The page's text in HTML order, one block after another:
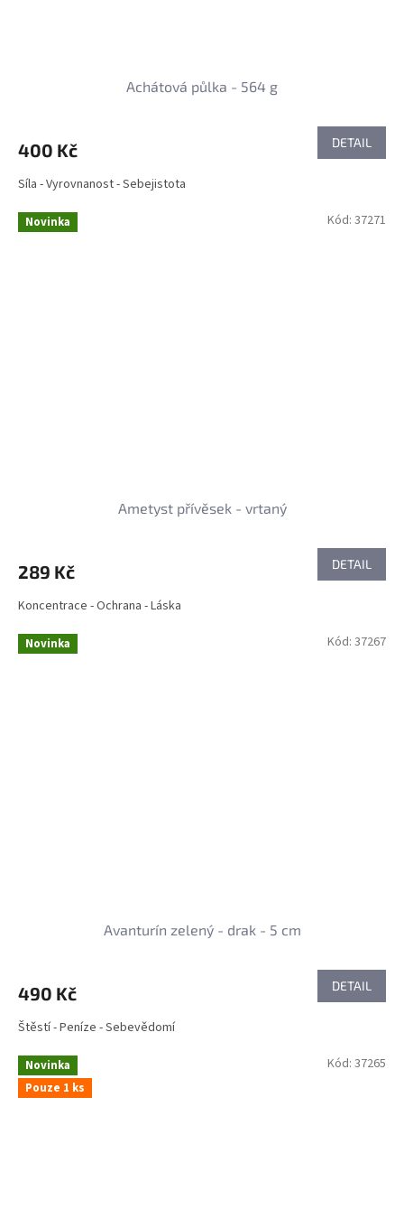
Achátová půlka - 564 g
400 Kč DETAIL
Síla - Vyrovnanost - Sebejistota
Novinka
Ametyst přívěsek - vrtaný
289 Kč DETAIL
Koncentrace - Ochrana - Láska
Kód: 37271
Novinka
Avanturín zelený - drak - 5 cm
490 Kč DETAIL
Štěstí - Peníze - Sebevědomí
Kód: 37267
Novinka
Pouze 1 ks
Kód: 37265